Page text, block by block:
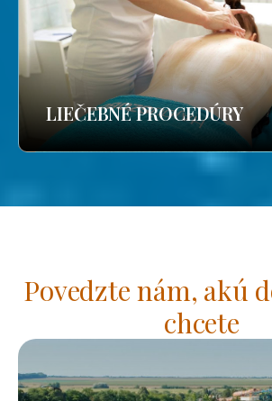
LIEČEBNÉ PROCEDÚRY
Povedzte nám, akú
chcete